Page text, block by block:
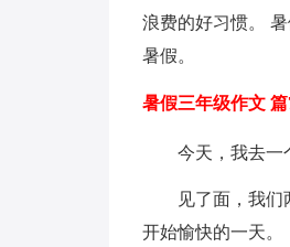
浪费的好习惯。
暑假。
暑假三年级作文 篇
今天，我去一
见了面，我们
开始愉快的一天。